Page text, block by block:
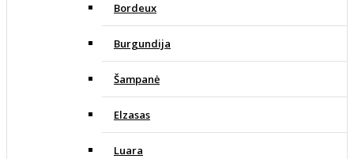
Bordeux
Burgundija
Šampanė
Elzasas
Luara